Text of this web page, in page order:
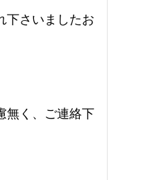
下さいましたお
無く、ご連絡下